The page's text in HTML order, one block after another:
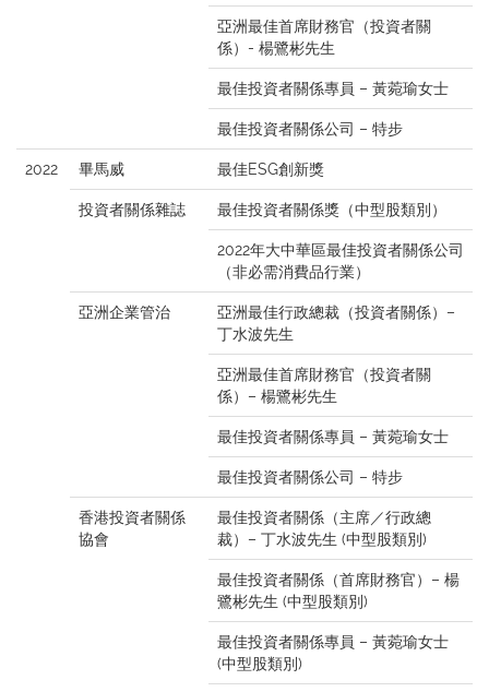
亞洲最佳首席財務官（投資者關
係）- 楊鷺彬先生
最佳投資者關係專員 – 黃菀瑜女士
最佳投資者關係公司 – 特步
2022 畢馬威 最佳ESG創新獎
投資者關係雜誌 最佳投資者關係獎（中型股類別）
2022年大中華區最佳投資者關係公司
（非必需消費品行業）
亞洲企業管治
亞洲最佳行政總裁（投資者關係）–
丁水波先生
亞洲最佳首席財務官（投資者關
係）– 楊鷺彬先生
最佳投資者關係專員 – 黃菀瑜女士
最佳投資者關係公司 – 特步
香港投資者關係
協會
最佳投資者關係（主席／行政總
裁）– 丁水波先生 (中型股類別)
最佳投資者關係（首席財務官）– 楊
鷺彬先生 (中型股類別)
最佳投資者關係專員 – 黃菀瑜女士
(中型股類別)